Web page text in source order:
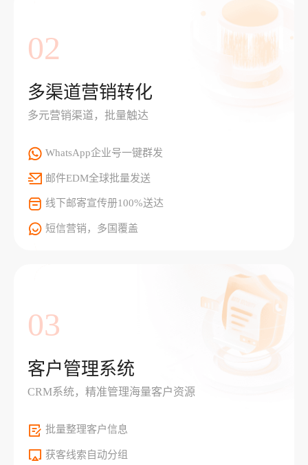
02
多渠道营销转化
多元营销渠道，批量触达
WhatsApp企业号一键群发
邮件EDM全球批量发送
线下邮寄宣传册100%送达
短信营销，多国覆盖
03
客户管理系统
CRM系统，精准管理海量客户资源
批量整理客户信息
获客线索自动分组